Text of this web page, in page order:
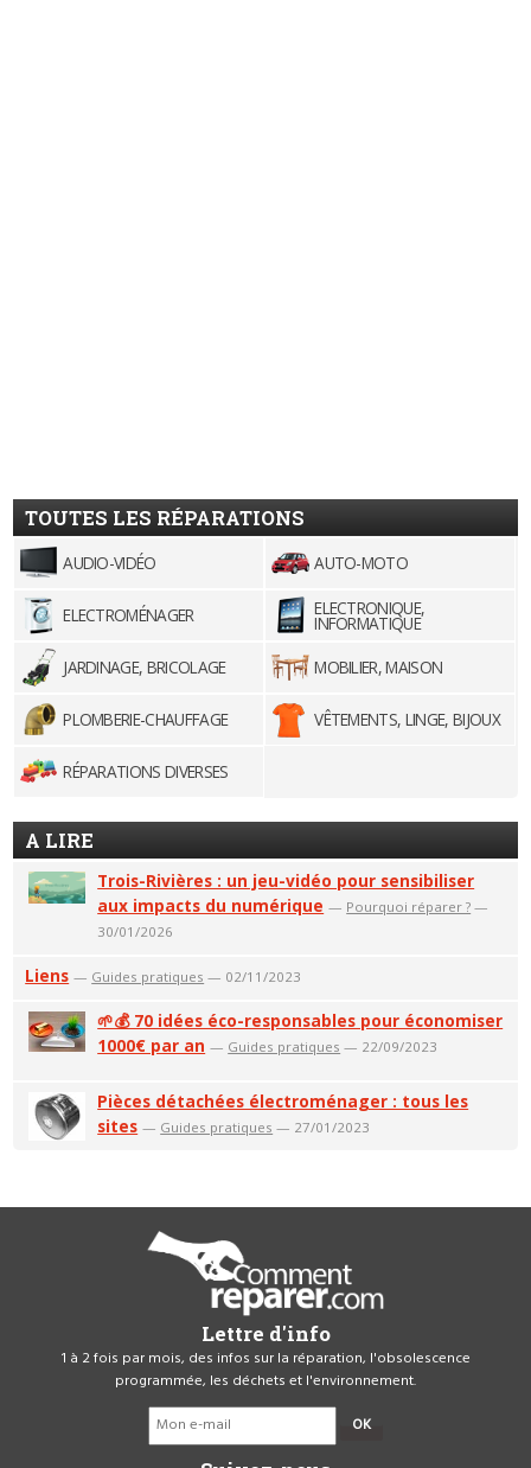
TOUTES LES RÉPARATIONS
AUDIO-VIDÉO AUTO-MOTO
ELECTROMÉNAGER ELECTRONIQUE,
INFORMATIQUE
JARDINAGE, BRICOLAGE
MOBILIER, MAISON
PLOMBERIE-CHAUFFAGE VÊTEMENTS, LINGE, BIJOUX
RÉPARATIONS DIVERSES
A LIRE
Trois-Rivières : un jeu-vidéo pour sensibiliser
aux impacts du numérique — Pourquoi réparer ? —
30/01/2026
Liens — Guides pratiques — 02/11/2023
🌱💰 70 idées éco-responsables pour économiser
1000€ par an — Guides pratiques — 22/09/2023
Pièces détachées électroménager : tous les
sites — Guides pratiques — 27/01/2023
Lettre d'info
1 à 2 fois par mois, des infos sur la réparation, l'obsolescence
programmée, les déchets et l'environnement.
OK